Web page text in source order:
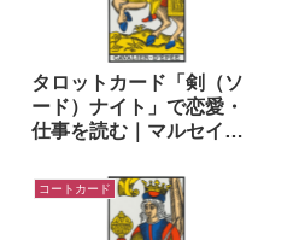
タロットカード「剣（ソ
ード）ナイト」で恋愛・
仕事を読む｜マルセイユ
コートカード